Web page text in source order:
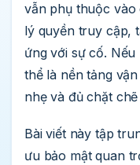
vẫn phụ thuộc vào
lý quyền truy cập,
ứng với sự cố.
thể là nền tảng
nhẹ và đủ chặt
Bài viết này tập
ưu bảo mật quan